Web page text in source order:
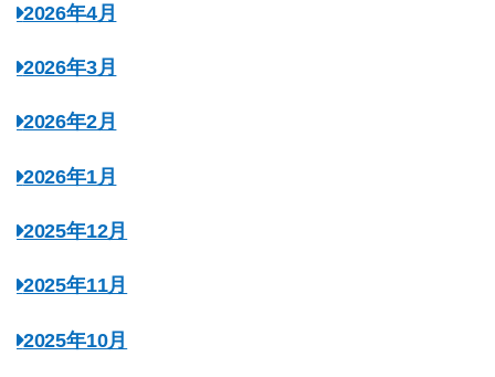
2026年4月
2026年3月
2026年2月
2026年1月
2025年12月
2025年11月
2025年10月